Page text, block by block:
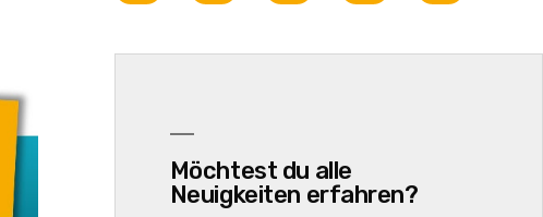
Möchtest du alle
Neuigkeiten erfahren?